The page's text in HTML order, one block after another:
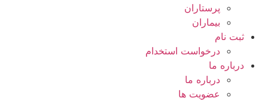
پرستاران
بيماران
ثبت نام
درخواست استخدام
درباره ما
درباره ما
عضویت ها